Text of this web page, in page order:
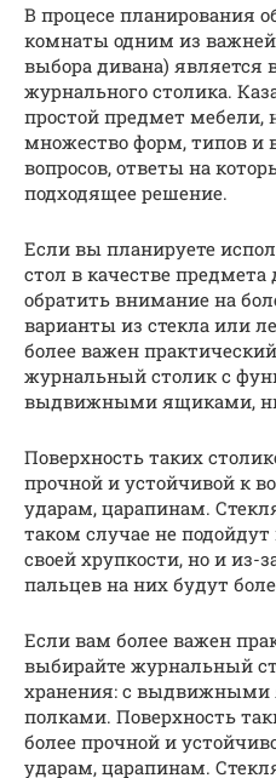
В процесе планирования
комнаты одним из
выбора дивана) является
журнального столика.
простой предмет мебели,
множество форм, типов и
вопросов, ответы на
подходящее решение.
Если вы планируете
стол в качестве предмета
обратить внимание на
варианты из стекла или
более важен
журнальный столик с
выдвижными ящиками,
Поверхность таких
прочной и устойчивой к
ударам, царапинам.
таком случае не
своей хрупкости, но и из-
пальцев на них будут
Если вам более важен
выбирайте журнальный
хранения: с
полками. Поверхность
более прочной и
ударам, царапинам.